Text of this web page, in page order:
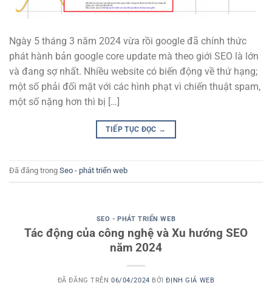
Ngày 5 tháng 3 năm 2024 vừa rồi google đã chính thức
phát hành bản google core update mà theo giới SEO là lớn
và đang sợ nhất. Nhiều website có biến động về thứ hạng;
một số phải đối mặt với các hình phạt vì chiến thuật spam,
một số nặng hơn thì bị […]
TIẾP TỤC ĐỌC →
Đã đăng trong Seo - phát triển web
SEO - PHÁT TRIỂN WEB
Tác động của công nghệ và Xu hướng SEO
năm 2024
ĐÃ ĐĂNG TRÊN06/04/2024 BỞIĐỊNH GIÁ WEB